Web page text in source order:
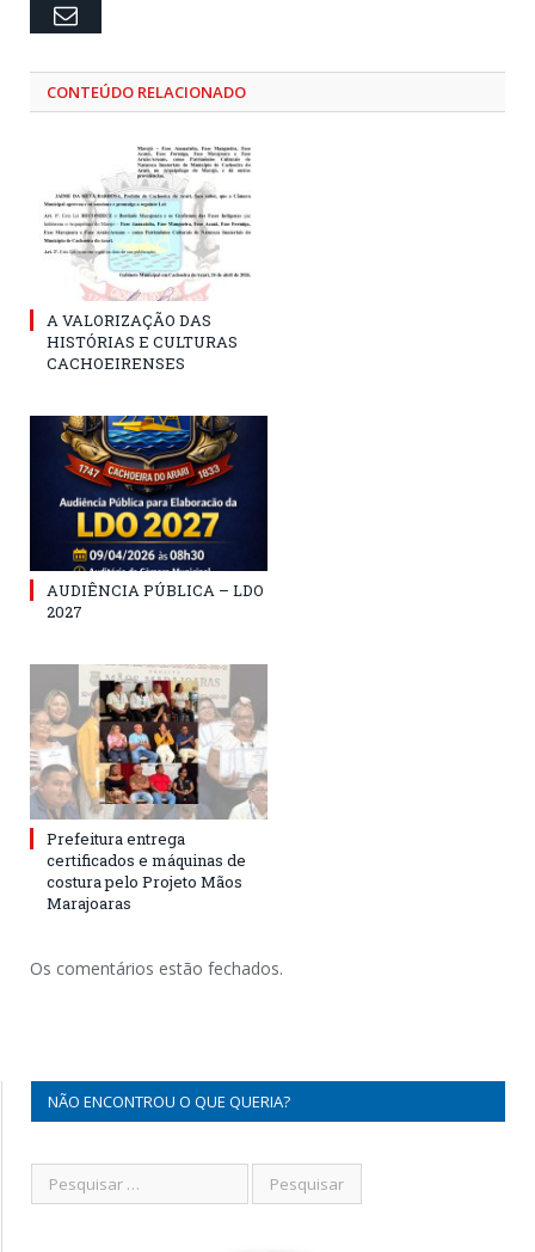
Email
CONTEÚDO RELACIONADO
A VALORIZAÇÃO DAS
HISTÓRIAS E CULTURAS
CACHOEIRENSES
AUDIÊNCIA PÚBLICA – LDO
2027
Prefeitura entrega
certificados e máquinas de
costura pelo Projeto Mãos
Marajoaras
Os comentários estão fechados.
NÃO ENCONTROU O QUE QUERIA?